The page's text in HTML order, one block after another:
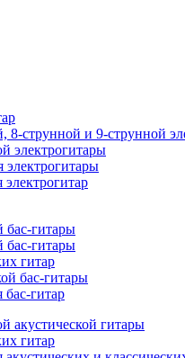
8-струнной и 9-струнной
электрогитары
электрогитары
бас-гитары
бас-гитары
гитар
бас-гитары
гитар
акустической гитары
гитар